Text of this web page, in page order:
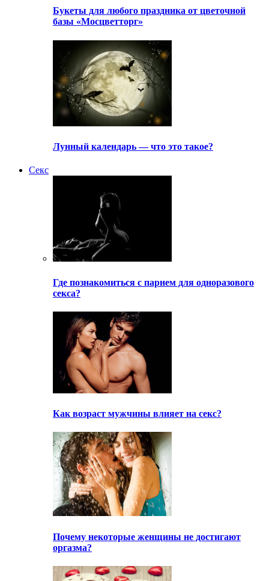
Букеты для любого праздника от цветочной
базы «Мосцветторг»
Лунный календарь — что это такое?
Секс
Где познакомиться с парнем для одноразового
секса?
Как возраст мужчины влияет на секс?
Почему некоторые женщины не достигают
оргазма?